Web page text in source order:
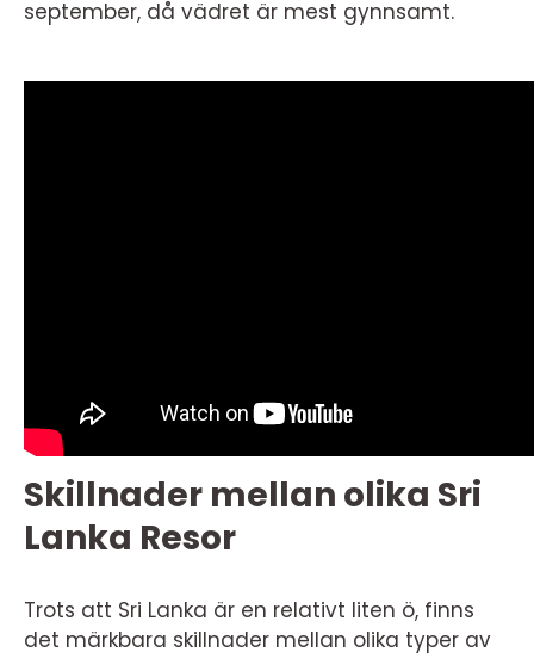
september, då vädret är mest gynnsamt.
Skillnader mellan olika Sri
Lanka Resor
Trots att Sri Lanka är en relativt liten ö, finns
det märkbara skillnader mellan olika typer av